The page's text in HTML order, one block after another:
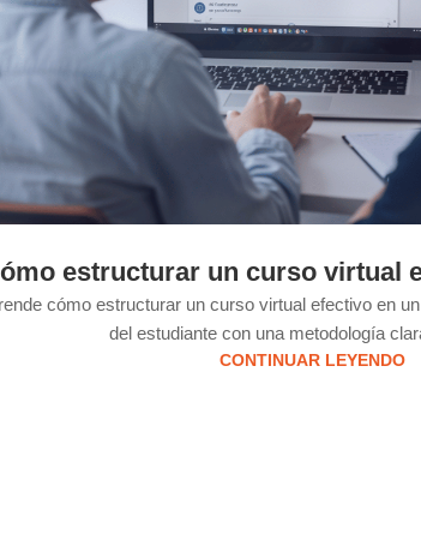
estructurar un curso virtual
cómo estructurar un curso virtual efectivo en
del estudiante con una metodología
CONTINUAR LEYENDO